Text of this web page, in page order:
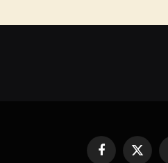
Facebook
X